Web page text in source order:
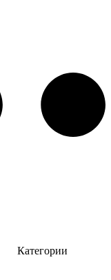
Категории